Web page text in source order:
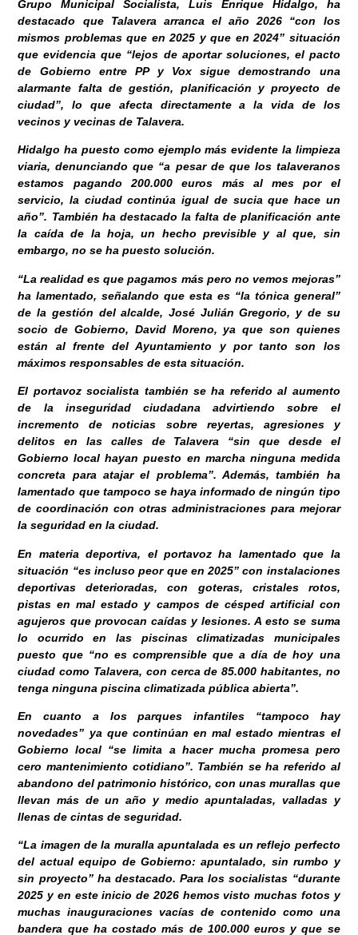
Grupo Municipal Socialista, Luis Enrique Hidalgo, ha
destacado que Talavera arranca el año 2026 “con los
mismos problemas que en 2025 y que en 2024” situación
que evidencia que “lejos de aportar soluciones, el pacto
de Gobierno entre PP y Vox sigue demostrando una
alarmante falta de gestión, planificación y proyecto de
ciudad”, lo que afecta directamente a la vida de los
vecinos y vecinas de Talavera.
Hidalgo ha puesto como ejemplo más evidente la limpieza
viaria, denunciando que “a pesar de que los talaveranos
estamos pagando 200.000 euros más al mes por el
servicio, la ciudad continúa igual de sucia que hace un
año”. También ha destacado la falta de planificación ante
la caída de la hoja, un hecho previsible y al que, sin
embargo, no se ha puesto solución.
“La realidad es que pagamos más pero no vemos mejoras”
ha lamentado, señalando que esta es “la tónica general”
de la gestión del alcalde, José Julián Gregorio, y de su
socio de Gobierno, David Moreno, ya que son quienes
están al frente del Ayuntamiento y por tanto son los
máximos responsables de esta situación.
El portavoz socialista también se ha referido al aumento
de la inseguridad ciudadana advirtiendo sobre el
incremento de noticias sobre reyertas, agresiones y
delitos en las calles de Talavera “sin que desde el
Gobierno local hayan puesto en marcha ninguna medida
concreta para atajar el problema”. Además, también ha
lamentado que tampoco se haya informado de ningún tipo
de coordinación con otras administraciones para mejorar
la seguridad en la ciudad.
En materia deportiva, el portavoz ha lamentado que la
situación “es incluso peor que en 2025” con instalaciones
deportivas deterioradas, con goteras, cristales rotos,
pistas en mal estado y campos de césped artificial con
agujeros que provocan caídas y lesiones. A esto se suma
lo ocurrido en las piscinas climatizadas municipales
puesto que “no es comprensible que a día de hoy una
ciudad como Talavera, con cerca de 85.000 habitantes, no
tenga ninguna piscina climatizada pública abierta”.
En cuanto a los parques infantiles “tampoco hay
novedades” ya que continúan en mal estado mientras el
Gobierno local “se limita a hacer mucha promesa pero
cero mantenimiento cotidiano”. También se ha referido al
abandono del patrimonio histórico, con unas murallas que
llevan más de un año y medio apuntaladas, valladas y
llenas de cintas de seguridad.
“La imagen de la muralla apuntalada es un reflejo perfecto
del actual equipo de Gobierno: apuntalado, sin rumbo y
sin proyecto” ha destacado. Para los socialistas “durante
2025 y en este inicio de 2026 hemos visto muchas fotos y
muchas inauguraciones vacías de contenido como una
bandera que ha costado más de 100.000 euros y que se